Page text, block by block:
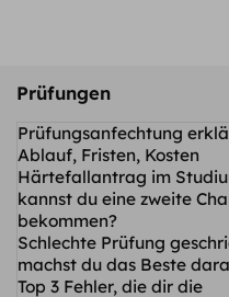
Prüfungen
Prüfungsanfechtung
Ablauf, Fristen, Kosten
Härtefallantrag im
kannst du eine zweite
bekommen?
Schlechte Prüfung
machst du das Beste
Top 3 Fehler, die dir die